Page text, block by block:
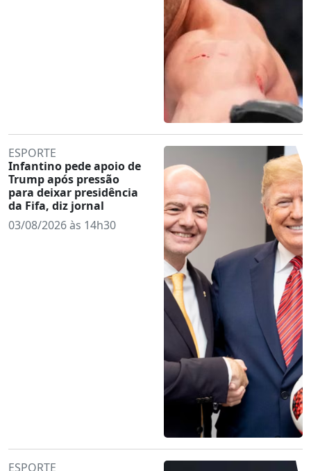
ESPORTE
Infantino pede apoio de
Trump após pressão
para deixar presidência
da Fifa, diz jornal
03/08/2026 às 14h30
ESPORTE